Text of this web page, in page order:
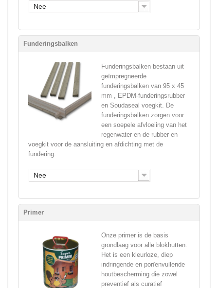
Nee
Funderingsbalken
Funderingsbalken bestaan uit
geïmpregneerde
funderingsbalken van 95 x 45
mm , EPDM-funderingsrubber
en Soudaseal voegkit. De
funderingsbalken zorgen voor
een soepele afvloeiing van het
regenwater en de rubber en
voegkit voor de aansluiting en afdichting met de
fundering.
Nee
Primer
Onze primer is de basis
grondlaag voor alle blokhutten.
Het is een kleurloze, diep
indringende en porïenvullende
houtbescherming die zowel
preventief als curatief